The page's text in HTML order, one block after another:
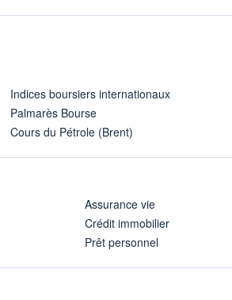
Indices boursiers internationaux
Palmarès Bourse
Cours du Pétrole (Brent)
Assurance vie
Crédit immobilier
Prêt personnel